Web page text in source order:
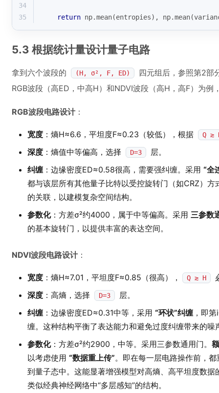
34
35
return np.mean(entropies),
5.3 根据统计量设计量子电路
拿到六个波段的 (H, σ², F, ED)
四元组后，参照第2部
RGB波段（高ED，中高H）和NDVI波段（高H，高F）为例
RGB波段电路设计：
宽度 ：熵H≈6.6，平坦度F≈0.23（较低），根据 Q ≳
深度 ：熵值中等偏高，选择 D=3
层。
纠缠 ：边缘密度ED≈0.58很高，需要强纠缠。采用 “全
都与该层所有其他量子比特以受控旋转门（如CRZ）
的关联，以建模复杂空间结构。
参数化：方差σ²约4000，属于中等偏高。采用 三参数
的基本旋转门，以提供丰富的表达空间。
NDVI波段电路设计：
宽度 ：熵H≈7.01，平坦度F≈0.85（很高）， Q ≳ H
深度 ：高熵，选择 D=3
层。
纠缠 ：边缘密度ED≈0.31中等，采用 “环状”纠缠 ，即
缠。这种结构平衡了表达能力和避免过度纠缠带来的噪
参数化：方差σ²约2900，中等。采用三参数通用门。
以考虑使用 “数据重上传”。即在每一层电路操作前，
到量子态中。这能显著增强模型对高熵、高平坦度数
类似经典神经网络中“多层感知”的结构。